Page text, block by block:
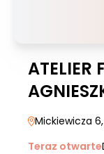
ATELIER
Mickiewicza 6
Teraz otwarte